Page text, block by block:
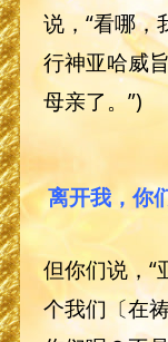
说，“看哪，
行神亚哈威
母亲了。”)
离开我，你
但你们说，“
个我们〔在